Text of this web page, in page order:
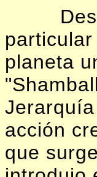
planeta
acción
que